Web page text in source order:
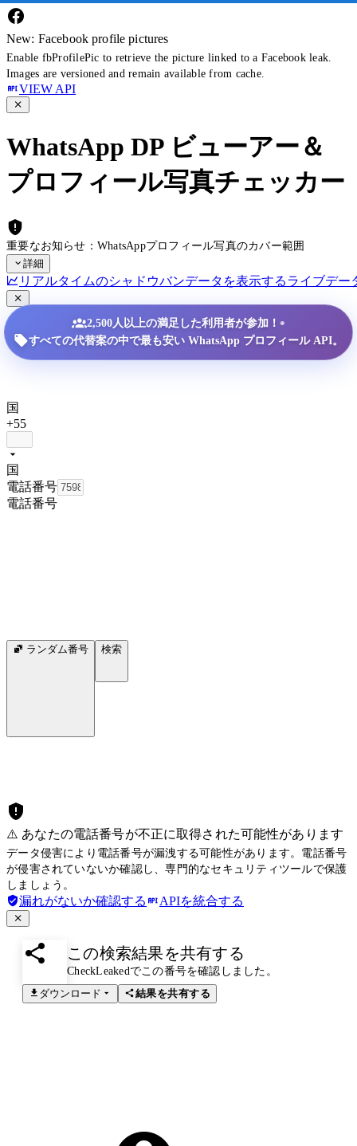
New: Facebook profile pictures
Enable fbProfilePic to retrieve the picture linked to a Facebook leak.
Images are versioned and remain available from cache.
VIEW API
WhatsApp DP ビューアー＆
プロフィール写真チェッカー
重要なお知らせ：WhatsAppプロフィール写真のカバー範囲
詳細
リアルタイムのシャドウバンデータを表示するライブデー
2,500人以上の満足した利用者が参加！ •
すべての代替案の中で最も安い WhatsApp プロフィール API。
国
+55
国
電話番号
電話番号
ランダム番号 検索
⚠️ あなたの電話番号が不正に取得された可能性があります
データ侵害により電話番号が漏洩する可能性があります。電話番号
が侵害されていないか確認し、専門的なセキュリティツールで保護
しましょう。
漏れがないか確認する APIを統合する
この検索結果を共有する
CheckLeakedでこの番号を確認しました。
ダウンロード
結果を共有する